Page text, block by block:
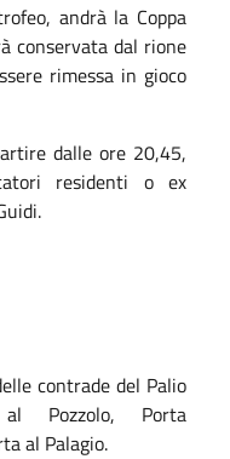
andrà la Coppa
conservata dal rione
rimessa in gioco
dalle ore 20,45,
residenti o ex
contrade del Palio
Pozzolo, Porta
al Palagio.